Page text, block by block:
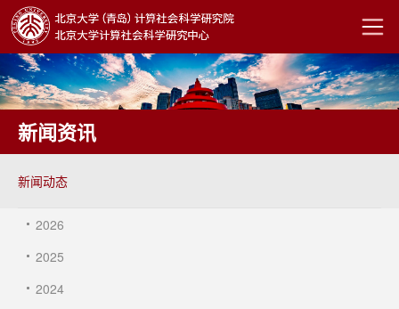
新闻资讯
新闻动态
2026
2025
2024